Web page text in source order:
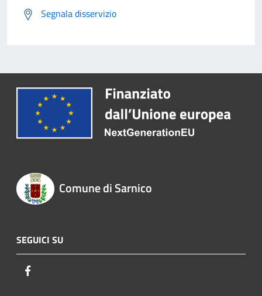
Segnala disservizio
Comune di Sarnico
SEGUICI SU